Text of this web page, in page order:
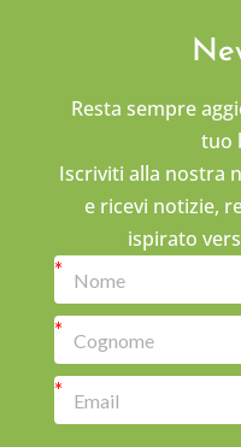
Resta sempre
tuo
Iscriviti alla nostra
e ricevi notizie,
ispirato